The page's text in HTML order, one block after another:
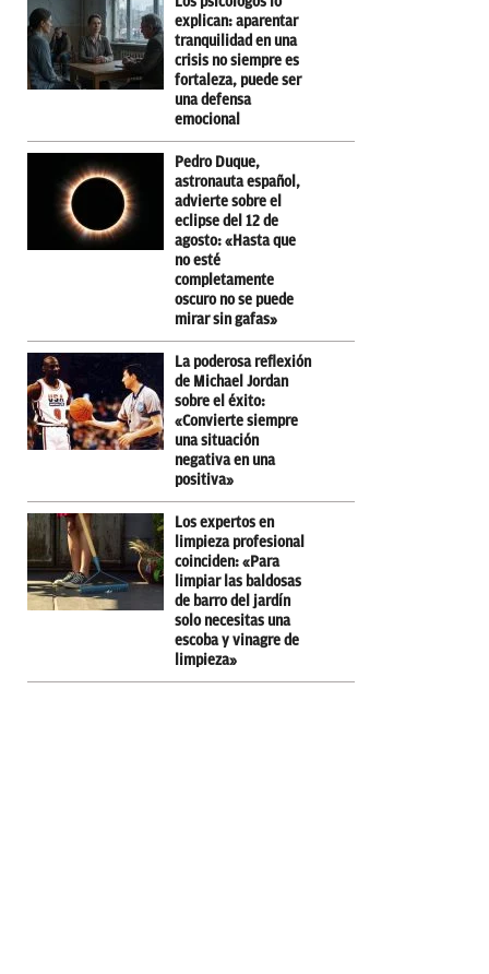
explican: aparentar
tranquilidad en una
crisis no siempre es
fortaleza, puede ser
una defensa
emocional
Pedro Duque,
astronauta español,
advierte sobre el
eclipse del 12 de
agosto: «Hasta que
no esté
completamente
oscuro no se puede
mirar sin gafas»
La poderosa reflexión
de Michael Jordan
sobre el éxito:
«Convierte siempre
una situación
negativa en una
positiva»
Los expertos en
limpieza profesional
coinciden: «Para
limpiar las baldosas
de barro del jardín
solo necesitas una
escoba y vinagre de
limpieza»